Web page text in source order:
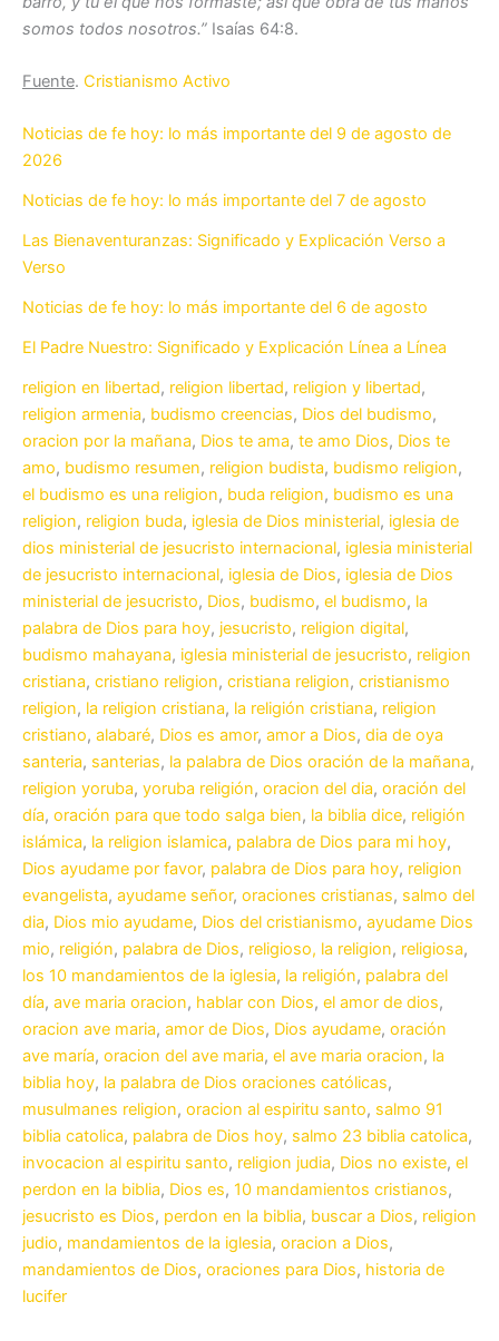
somos todos nosotros.” Isaías 64:8.
Fuente. Cristianismo Activo
Noticias de fe hoy: lo más importante del 9 de agosto de
2026
Noticias de fe hoy: lo más importante del 7 de agosto
Las Bienaventuranzas: Significado y Explicación Verso a
Verso
Noticias de fe hoy: lo más importante del 6 de agosto
El Padre Nuestro: Significado y Explicación Línea a Línea
religion en libertad, religion libertad, religion y libertad,
religion armenia, budismo creencias, Dios del budismo,
oracion por la mañana, Dios te ama, te amo Dios, Dios te
amo, budismo resumen, religion budista, budismo religion,
el budismo es una religion, buda religion, budismo es una
religion, religion buda, iglesia de Dios ministerial, iglesia de
dios ministerial de jesucristo internacional, iglesia ministerial
de jesucristo internacional, iglesia de Dios, iglesia de Dios
ministerial de jesucristo, Dios, budismo, el budismo, la
palabra de Dios para hoy, jesucristo, religion digital,
budismo mahayana, iglesia ministerial de jesucristo, religion
cristiana, cristiano religion, cristiana religion, cristianismo
religion, la religion cristiana, la religión cristiana, religion
cristiano, alabaré, Dios es amor, amor a Dios, dia de oya
santeria, santerias, la palabra de Dios oración de la mañana,
religion yoruba, yoruba religión, oracion del dia, oración del
día, oración para que todo salga bien, la biblia dice, religión
islámica, la religion islamica, palabra de Dios para mi hoy,
Dios ayudame por favor, palabra de Dios para hoy, religion
evangelista, ayudame señor, oraciones cristianas, salmo del
dia, Dios mio ayudame, Dios del cristianismo, ayudame Dios
mio, religión, palabra de Dios, religioso, la religion, religiosa,
los 10 mandamientos de la iglesia, la religión, palabra del
día, ave maria oracion, hablar con Dios, el amor de dios,
oracion ave maria, amor de Dios, Dios ayudame, oración
ave maría, oracion del ave maria, el ave maria oracion, la
biblia hoy, la palabra de Dios oraciones católicas,
musulmanes religion, oracion al espiritu santo, salmo 91
biblia catolica, palabra de Dios hoy, salmo 23 biblia catolica,
invocacion al espiritu santo, religion judia, Dios no existe, el
perdon en la biblia, Dios es, 10 mandamientos cristianos,
jesucristo es Dios, perdon en la biblia, buscar a Dios, religion
judio, mandamientos de la iglesia, oracion a Dios,
mandamientos de Dios, oraciones para Dios, historia de
lucifer